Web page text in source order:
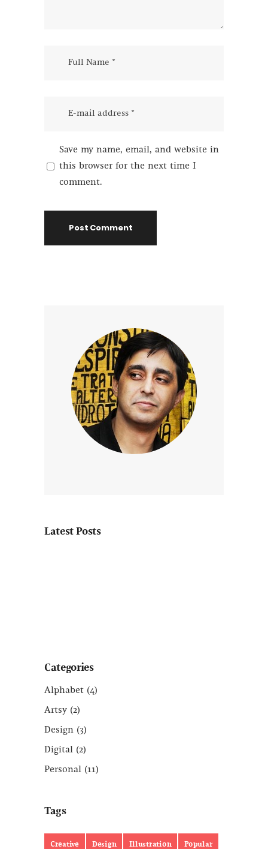
Save my name, email, and website in
this browser for the next time I
comment.
Latest Posts
Categories
Alphabet (4)
Artsy (2)
Design (3)
Digital (2)
Personal (11)
Tags
Creative Design Illustration Popular